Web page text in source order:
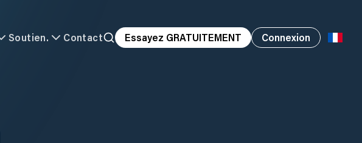
Soutien. Contact Essayez GRATUITEMENT Connexion